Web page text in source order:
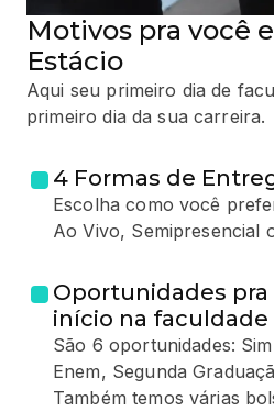
Motivos pra você
Estácio
Aqui seu primeiro dia de
primeiro dia da sua carreira.
4 Formas de
Escolha como você
Ao Vivo, Semipresencial
Oportunidades
início na faculdade
São 6 oportunidades:
Enem, Segunda
Também temos várias